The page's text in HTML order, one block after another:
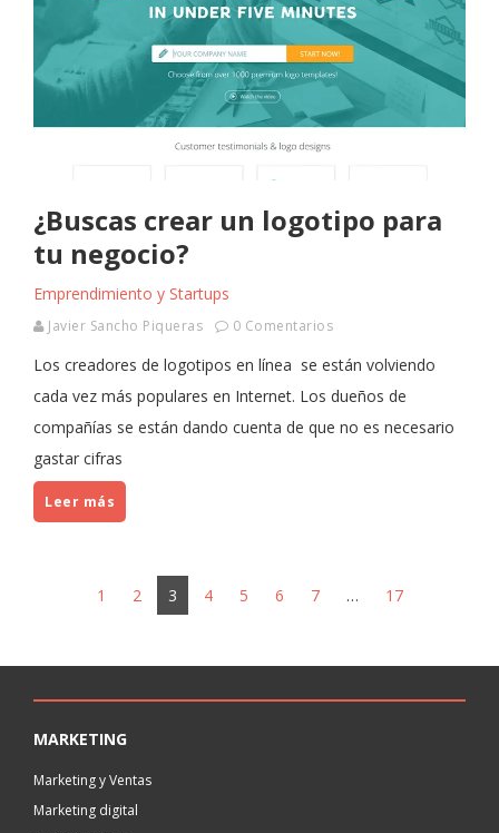
¿Buscas crear un logotipo para
tu negocio?
Emprendimiento y Startups
Javier Sancho Piqueras 0 Comentarios
Los creadores de logotipos en línea se están volviendo
cada vez más populares en Internet. Los dueños de
compañías se están dando cuenta de que no es necesario
gastar cifras
Leer más
1 2 3 4 5 6 7 … 17
MARKETING
Marketing y Ventas
Marketing digital